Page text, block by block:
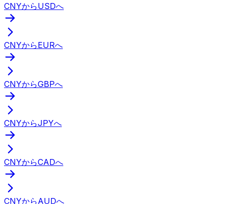
CNYからUSDへ
CNYからEURへ
CNYからGBPへ
CNYからJPYへ
CNYからCADへ
CNYからAUDへ